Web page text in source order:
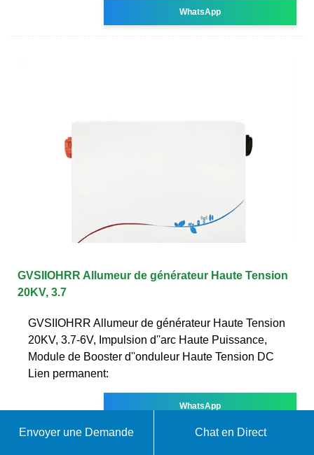
WhatsApp
GVSIIOHRR Allumeur de générateur Haute Tension
20KV, 3.7
GVSIIOHRR Allumeur de générateur Haute Tension
20KV, 3.7-6V, Impulsion d''arc Haute Puissance,
Module de Booster d''onduleur Haute Tension DC
Lien permanent:
WhatsApp
Envoyer une Demande Chat en Direct